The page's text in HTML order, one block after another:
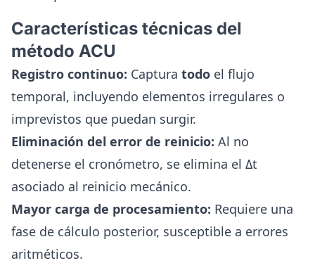
Características técnicas del
método ACU
Registro continuo: Captura todo el flujo
temporal, incluyendo elementos irregulares o
imprevistos que puedan surgir.
Eliminación del error de reinicio: Al no
detenerse el cronómetro, se elimina el Δt
asociado al reinicio mecánico.
Mayor carga de procesamiento: Requiere una
fase de cálculo posterior, susceptible a errores
aritméticos.